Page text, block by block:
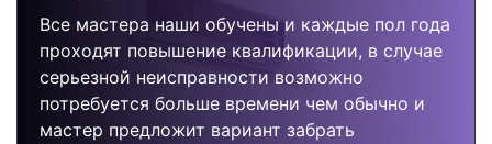
Все мастера наши обучены и каждые пол года
проходят повышение квалификации, в случае
серьезной неисправности возможно
потребуется больше времени чем обычно и
мастер предложит вариант забрать